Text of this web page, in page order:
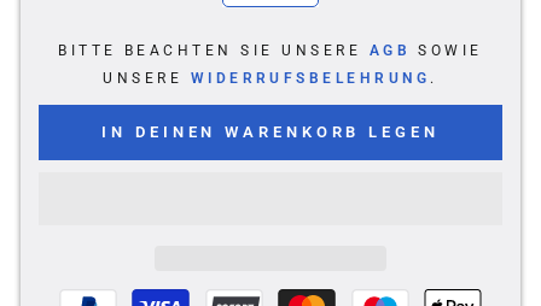
BITTE BEACHTEN SIE UNSERE AGB
SOWIE
UNSERE WIDERRUFSBELEHRUNG .
IN DEINEN WARENKORB LEGEN